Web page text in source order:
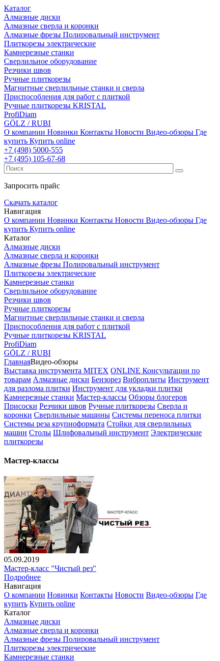
Каталог
Алмазные диски
Алмазные сверла и коронки
Алмазные фрезы Полировальный инструмент
Плиткорезы электрические
Камнерезные станки
Сверлильное оборудование
Резчики швов
Ручные плиткорезы
Магнитные сверлильные станки и сверла
Приспособления для работ с плиткой
Ручные плиткорезы KRISTAL
ProfiDiam
GÖLZ / RUBI
О компании Новинки Контакты Новости Видео-обзоры Где
купить Купить online
+7 (498) 5000-555
+7 (495) 105-67-68
Запросить прайс
Скачать каталог
Навигация
О компании Новинки Контакты Новости Видео-обзоры Где
купить Купить online
Каталог
Алмазные диски
Алмазные сверла и коронки
Алмазные фрезы Полировальный инструмент
Плиткорезы электрические
Камнерезные станки
Сверлильное оборудование
Резчики швов
Ручные плиткорезы
Магнитные сверлильные станки и сверла
Приспособления для работ с плиткой
Ручные плиткорезы KRISTAL
ProfiDiam
GÖLZ / RUBI
ГлавнаяВидео-обзоры
Выставка инструмента MITEX ONLINE Консультации по
товарам Алмазные диски Бензорез Виброплиты Инструмент
для разлома плитки Инструмент для укладки плитки
Камнерезные станки Мастер-классы Обзоры блогеров
Присоски Резчики швов Ручные плиткорезы Сверла и
коронки Сверлильные машины Системы переноса плитки
Системы реза крупноформата Стойки для сверлильных
машин Столы Шлифовальный инструмент Электрические
плиткорезы
Мастер-классы
05.09.2019
Мастер-класс "Чистый рез"
Подробнее
Навигация
О компании Новинки Контакты Новости Видео-обзоры Где
купить Купить online
Каталог
Алмазные диски
Алмазные сверла и коронки
Алмазные фрезы Полировальный инструмент
Плиткорезы электрические
Камнерезные станки